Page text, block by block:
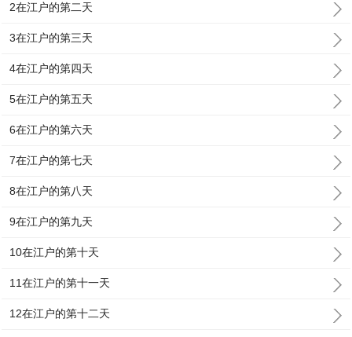
2在江户的第二天
3在江户的第三天
4在江户的第四天
5在江户的第五天
6在江户的第六天
7在江户的第七天
8在江户的第八天
9在江户的第九天
10在江户的第十天
11在江户的第十一天
12在江户的第十二天